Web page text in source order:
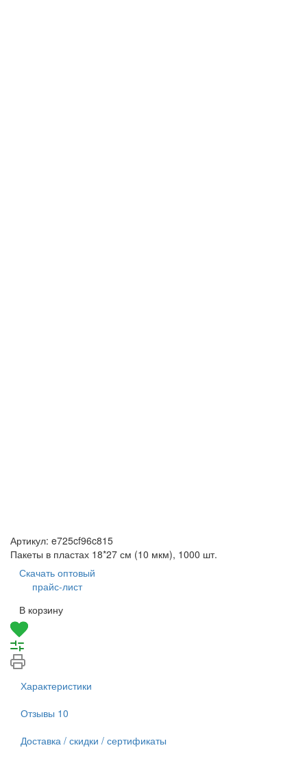
Артикул: e725cf96c815
Пакеты в пластах 18*27 см (10 мкм), 1000 шт.
Скачать оптовый
прайс-лист
В корзину
Характеристики
Отзывы 10
Доставка / скидки / сертификаты